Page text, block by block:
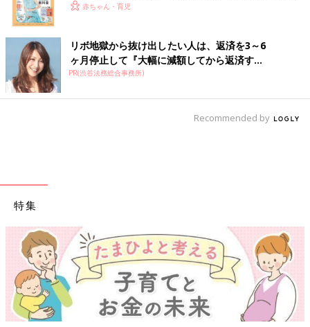
赤ちゃん・育児
リボ地獄から抜け出したい人は、返済を3～6
ヶ月停止して『大幅に減額してから返済す...
PR(渋谷法務総合事務所)
Recommended by
特集